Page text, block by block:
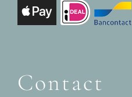
Contact